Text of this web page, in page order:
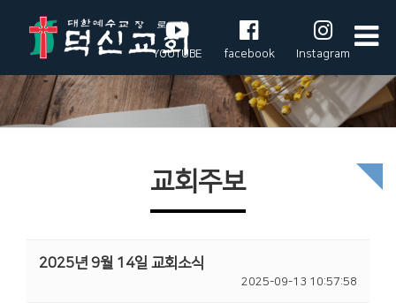
YOUTUBE facebook Instagram
교회주보
2025년 9월 14일 교회소식
2025-09-13 10:57:58